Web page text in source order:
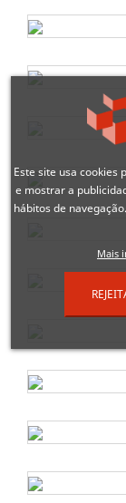
Este site usa cookies
e mostrar a
hábitos de
Mais